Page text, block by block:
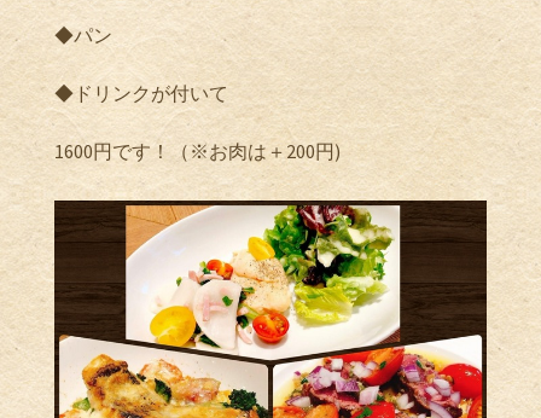
◆パン
◆ドリンクが付いて
1600円です！（※お肉は＋ 200円)